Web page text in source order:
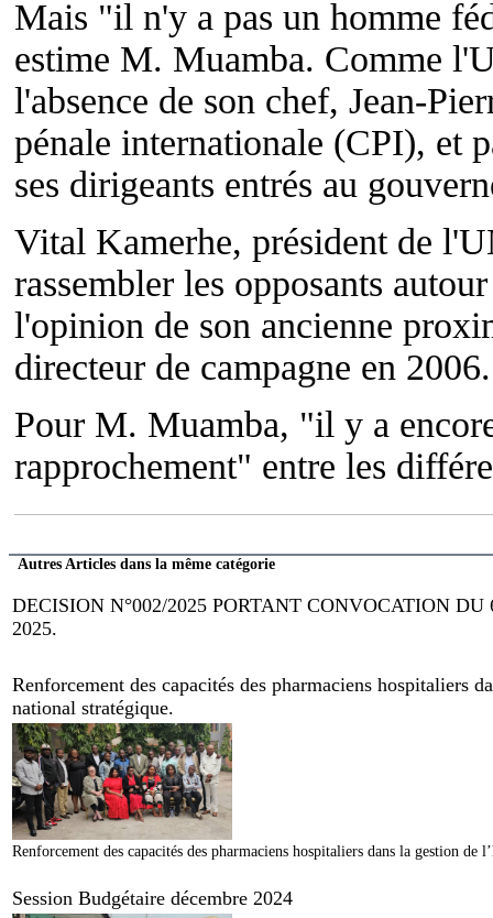
Mais "il n'y a pas un homme
estime M. Muamba. Comme
l'absence de son chef, Jean-
pénale internationale (CPI), et
ses dirigeants entrés au
Vital Kamerhe, président de
rassembler les opposants
l'opinion de son ancienne
directeur de campagne en 2006.
Pour M. Muamba, "il y a
rapprochement" entre les
Autres Articles dans la même catégorie
DECISION N°002/2025 PORTANT CONVOCATION
2025.
Renforcement des capacités des pharmaciens hospitaliers
national stratégique.
Renforcement des capacités des pharmaciens hospitaliers dans la gestion
Session Budgétaire décembre 2024